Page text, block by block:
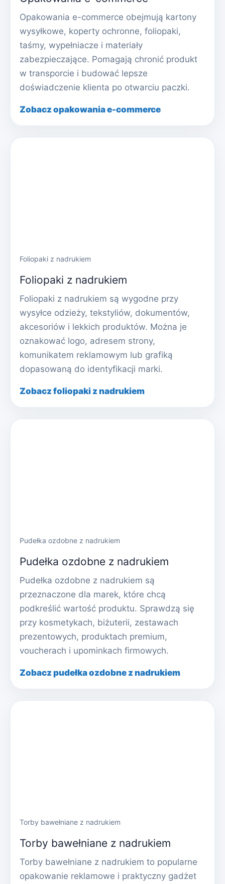
Opakowania e-commerce obejmują kartony
wysyłkowe, koperty ochronne, foliopaki,
taśmy, wypełniacze i materiały
zabezpieczające. Pomagają chronić produkt
w transporcie i budować lepsze
doświadczenie klienta po otwarciu paczki.
Zobacz opakowania e-commerce
Foliopaki z nadrukiem
Foliopaki z nadrukiem
Foliopaki z nadrukiem są wygodne przy
wysyłce odzieży, tekstyliów, dokumentów,
akcesoriów i lekkich produktów. Można je
oznakować logo, adresem strony,
komunikatem reklamowym lub grafiką
dopasowaną do identyfikacji marki.
Zobacz foliopaki z nadrukiem
Pudełka ozdobne z nadrukiem
Pudełka ozdobne z nadrukiem
Pudełka ozdobne z nadrukiem są
przeznaczone dla marek, które chcą
podkreślić wartość produktu. Sprawdzą się
przy kosmetykach, biżuterii, zestawach
prezentowych, produktach premium,
voucherach i upominkach firmowych.
Zobacz pudełka ozdobne z nadrukiem
Torby bawełniane z nadrukiem
Torby bawełniane z nadrukiem
Torby bawełniane z nadrukiem to popularne
opakowanie reklamowe i praktyczny gadżet